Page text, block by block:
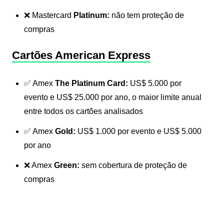
❌ Mastercard Platinum: não tem proteção de
compras
Cartões American Express
✅ Amex The Platinum Card: US$ 5.000 por
evento e US$ 25.000 por ano, o maior limite anual
entre todos os cartões analisados
✅ Amex Gold: US$ 1.000 por evento e US$ 5.000
por ano
❌ Amex Green: sem cobertura de proteção de
compras